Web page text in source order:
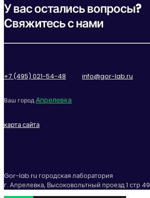
У вас остались вопросы?
Свяжитесь с нами
+7 (495) 021-54-48 info@gor-lab.ru
Ваш городАпрелевка
карта сайта
Gor-lab.ru городская лаборатория
г. Апрелевка, Высоковольтный проезд 1 стр 49